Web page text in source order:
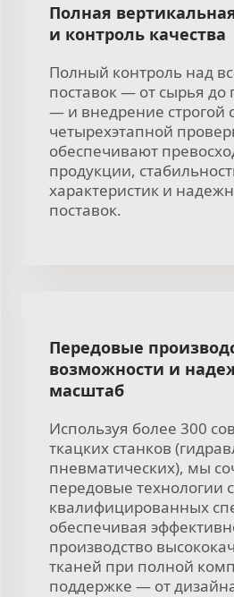
Полная
и контроль качества
Полный контроль над
поставок — от сырья до
— и внедрение строгой
четырехэтапной
обеспечивают
продукции,
характеристик и
поставок.
Передовые
возможности и
масштаб
Используя более 300
ткацких станков
пневматических), мы
передовые технологии
квалифицированных
обеспечивая
производство
тканей при полной
поддержке — от